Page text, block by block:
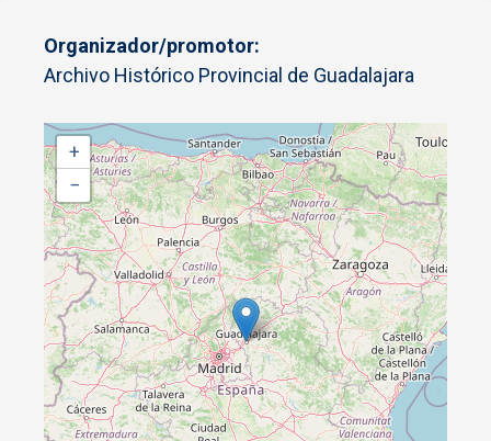
Organizador/promotor
Archivo Histórico Provincial de Guadalajara
+
−